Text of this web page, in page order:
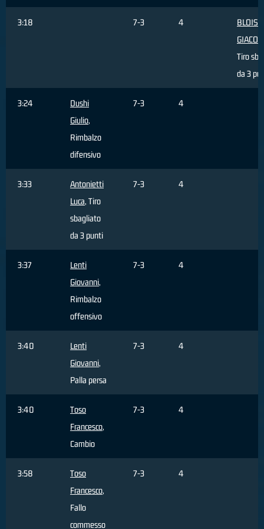
3:18 7-3 4
BLOISE
Tiro
da 3
3:24
Dushi
Giulio,
Rimbalzo
difensivo
7-3 4
3:33
Antonietti
Luca, Tiro
sbagliato
da 3 punti
7-3 4
3:37
Lenti
Giovanni,
Rimbalzo
offensivo
7-3 4
3:40
Lenti
Giovanni,
Palla persa
7-3 4
3:40
Toso
Francesco,
Cambio
7-3 4
3:58
Toso
Francesco,
Fallo
commesso
7-3 4